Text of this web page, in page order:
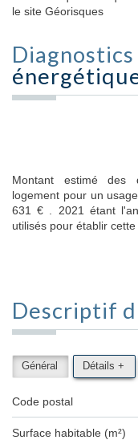
le site Géorisques
Montant estimé des
logement pour un
631 € . 2021 étant
utilisés pour établir cette
Descriptif
Général Détails +
Code postal
Surface habitable (m²)